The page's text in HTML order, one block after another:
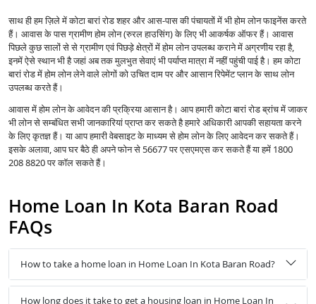
साथ ही हम ज़िले में कोटा बारां रोड शहर और आस-पास की पंचायतों में भी होम लोन फाइनेंस करते
हैं। आवास के पास ग्रामीण होम लोन (रुरल हाउसिंग) के लिए भी आकर्षक ऑफर हैं। आवास
पिछले कुछ सालों से से ग्रामीण एवं पिछड़े क्षेत्रों में होम लोन उपलब्ध कराने में अग्रणीय रहा है,
इनमें ऐसे स्थान भी है जहां अब तक मुलभुत सेवाएं भी पर्याप्त मात्रा में नहीं पहुंची पाई है। हम कोटा
बारां रोड में होम लोन लेने वाले लोगों को उचित दाम पर और आसान रिपेमेंट प्लान के साथ लोन
उपलब्ध करते हैं।
आवास में होम लोन के आवेदन की प्रक्रिया आसान है। आप हमारी कोटा बारां रोड ब्रांच में जाकर
भी लोन से सम्बंधित सभी जानकारियां प्राप्त कर सकते है हमारे अधिकारी आपकी सहायता करने
के लिए कृतज्ञ हैं। या आप हमारी वेबसाइट के माध्यम से होम लोन के लिए आवेदन कर सकते हैं।
इसके अलावा, आप घर बैठे ही अपने फोन से 56677 पर एसएमएस कर सकते हैं या हमें 1800
208 8820 पर कॉल सकते हैं।
Home Loan In Kota Baran Road
FAQs
How to take a home loan in Home Loan In Kota Baran Road?
How long does it take to get a housing loan in Home Loan In